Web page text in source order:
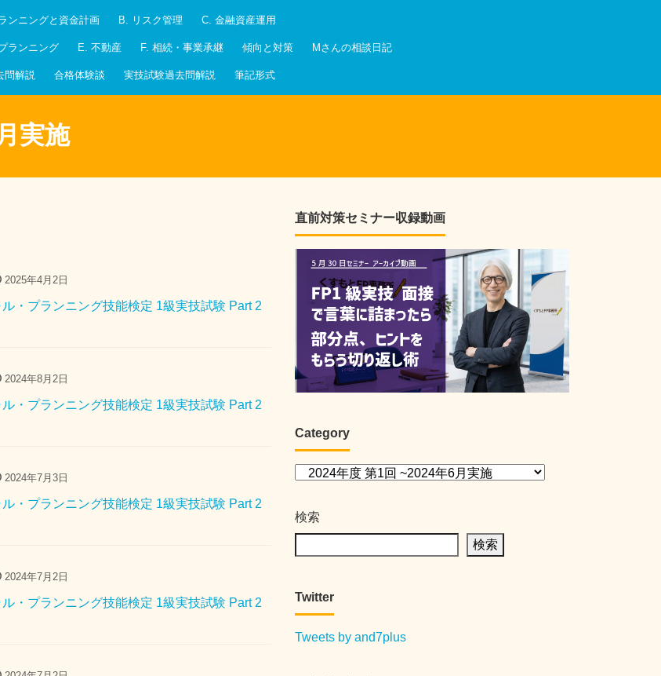
ンニングと資金計画 B. リスク管理 C. 金融資産運用
ランニング E. 不動産 F. 相続・事業承継 傾向と対策 Mさんの相談日記
問解説 合格体験談 実技試験過去問解説 筆記形式
実施
2025年4月2日
・プランニング技能検定 1級実技試験 Part 2
2024年8月2日
・プランニング技能検定 1級実技試験 Part 2
2024年7月3日
・プランニング技能検定 1級実技試験 Part 2
2024年7月2日
・プランニング技能検定 1級実技試験 Part 2
直前対策セミナー収録動画
Category
検索
検索
Twitter
Tweets by and7plus